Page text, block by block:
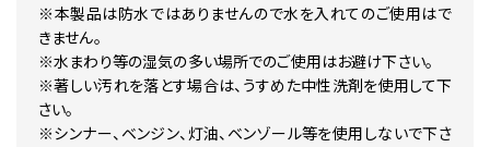
※本製品は防水ではありませんので水を入れてのご使用はで
きません。
※水まわり等の湿気の多い場所でのご使用はお避け下さい。
※著しい汚れを落とす場合は、うすめた中性洗剤を使用して下
さい。
※シンナー、ベンジン、灯油、ベンゾール等を使用しないで下さ